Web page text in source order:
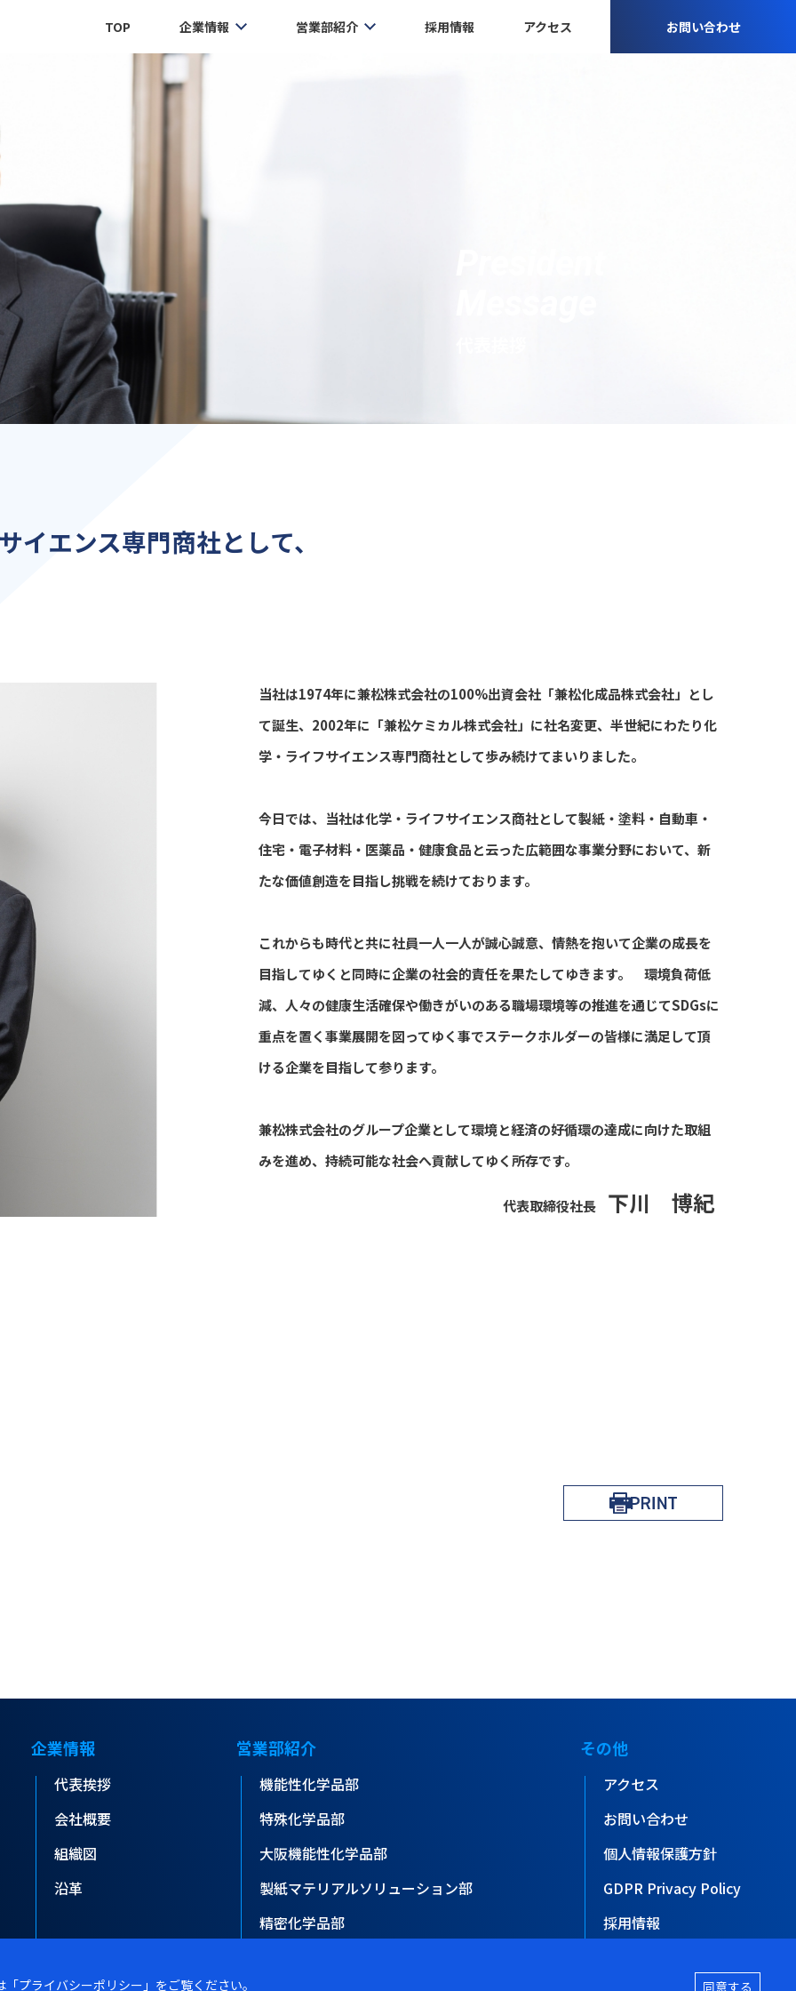
TOP 企業情報 営業部紹介 採用情報 アクセス お問い合わせ
イエンス専門商社として、
当社は1974年に兼松株式会社の100%出資会社「兼松化成品株式会社」とし
て誕生、2002年に「兼松ケミカル株式会社」に社名変更、半世紀にわたり化
学・ライフサイエンス専門商社として歩み続けてまいりました。
今日では、当社は化学・ライフサイエンス商社として製紙・塗料・自動車・
住宅・電子材料・医薬品・健康食品と云った広範囲な事業分野において、新
たな価値創造を目指し挑戦を続けております。
これからも時代と共に社員一人一人が誠心誠意、情熱を抱いて企業の成長を
目指してゆくと同時に企業の社会的責任を果たしてゆきます。 環境負荷低
減、人々の健康生活確保や働きがいのある職場環境等の推進を通じてSDGsに
重点を置く事業展開を図ってゆく事でステークホルダーの皆様に満足して頂
ける企業を目指して参ります。
兼松株式会社のグループ企業として環境と経済の好循環の達成に向けた取組
みを進め、持続可能な社会へ貢献してゆく所存です。
代表取締役社長 下川 博紀
企業情報
代表挨拶
会社概要
組織図
沿革
営業部紹介
機能性化学品部
特殊化学品部
大阪機能性化学品部
製紙マテリアルソリューション部
精密化学品部
その他
アクセス
お問い合わせ
個人情報保護方針
GDPR Privacy Policy
採用情報
同意する
プライバシーポリシー」をご覧ください。